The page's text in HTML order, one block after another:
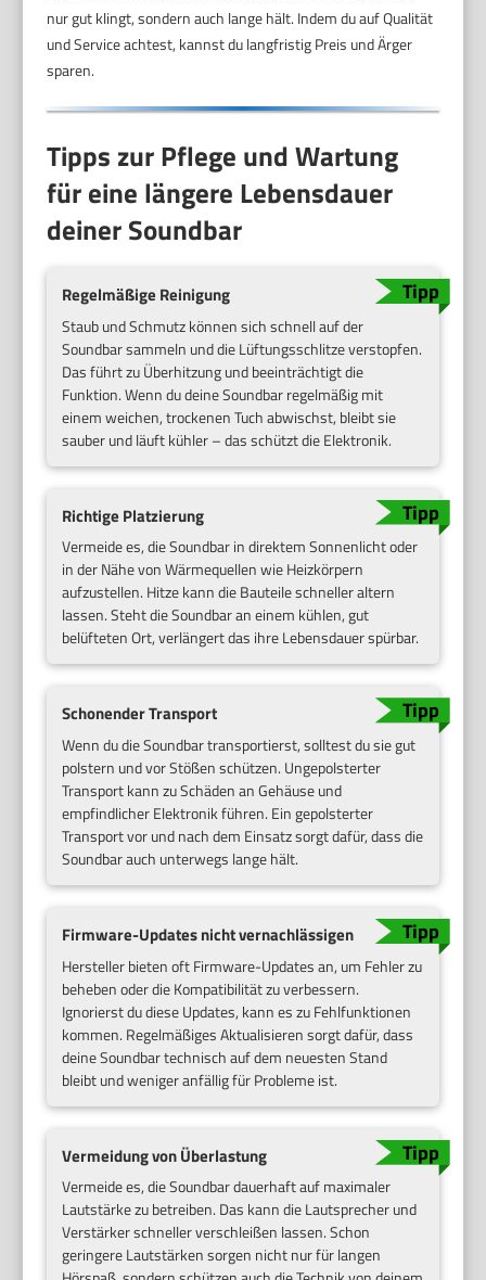
nur gut klingt, sondern auch lange hält. Indem du auf Qualität
und Service achtest, kannst du langfristig Preis und Ärger
sparen.
Tipps zur Pflege und Wartung
für eine längere Lebensdauer
deiner Soundbar
Regelmäßige Reinigung
Staub und Schmutz können sich schnell auf der
Soundbar sammeln und die Lüftungsschlitze verstopfen.
Das führt zu Überhitzung und beeinträchtigt die
Funktion. Wenn du deine Soundbar regelmäßig mit
einem weichen, trockenen Tuch abwischst, bleibt sie
sauber und läuft kühler – das schützt die Elektronik.
Richtige Platzierung
Vermeide es, die Soundbar in direktem Sonnenlicht oder
in der Nähe von Wärmequellen wie Heizkörpern
aufzustellen. Hitze kann die Bauteile schneller altern
lassen. Steht die Soundbar an einem kühlen, gut
belüfteten Ort, verlängert das ihre Lebensdauer spürbar.
Schonender Transport
Wenn du die Soundbar transportierst, solltest du sie gut
polstern und vor Stößen schützen. Ungepolsterter
Transport kann zu Schäden an Gehäuse und
empfindlicher Elektronik führen. Ein gepolsterter
Transport vor und nach dem Einsatz sorgt dafür, dass die
Soundbar auch unterwegs lange hält.
Firmware-Updates nicht vernachlässigen
Hersteller bieten oft Firmware-Updates an, um Fehler zu
beheben oder die Kompatibilität zu verbessern.
Ignorierst du diese Updates, kann es zu Fehlfunktionen
kommen. Regelmäßiges Aktualisieren sorgt dafür, dass
deine Soundbar technisch auf dem neuesten Stand
bleibt und weniger anfällig für Probleme ist.
Vermeidung von Überlastung
Vermeide es, die Soundbar dauerhaft auf maximaler
Lautstärke zu betreiben. Das kann die Lautsprecher und
Verstärker schneller verschleißen lassen. Schon
geringere Lautstärken sorgen nicht nur für langen